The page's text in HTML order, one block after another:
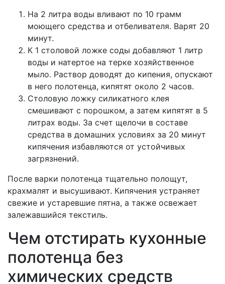
На 2 литра воды вливают по 10 грамм
моющего средства и отбеливателя. Варят 20
минут.
К 1 столовой ложке соды добавляют 1 литр
воды и натертое на терке хозяйственное
мыло. Раствор доводят до кипения, опускают
в него полотенца, кипятят около 2 часов.
Столовую ложку силикатного клея
смешивают с порошком, а затем кипятят в 5
литрах воды. За счет щелочи в составе
средства в домашних условиях за 20 минут
кипячения избавляются от устойчивых
загрязнений.
После варки полотенца тщательно полощут,
крахмалят и высушивают. Кипячения устраняет
свежие и устаревшие пятна, а также освежает
залежавшийся текстиль.
Чем отстирать кухонные
полотенца без
химических средств